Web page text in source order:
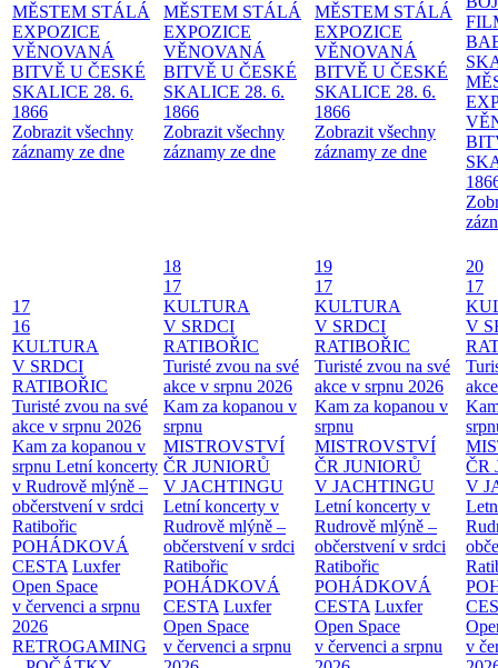
MĚSTEM STÁLÁ
EXPOZICE
VĚNOVANÁ
BITVĚ U ČESKÉ
SKALICE 28. 6.
1866
Zobrazit všechny
záznamy ze dne
MĚSTEM STÁLÁ
EXPOZICE
VĚNOVANÁ
BITVĚ U ČESKÉ
SKALICE 28. 6.
1866
Zobrazit všechny
záznamy ze dne
MĚSTEM STÁLÁ
EXPOZICE
VĚNOVANÁ
BITVĚ U ČESKÉ
SKALICE 28. 6.
1866
Zobrazit všechny
záznamy ze dne
17
16
KULTURA
V SRDCI
RATIBOŘIC
Turisté zvou na své
akce v srpnu 2026
Kam za kopanou v
srpnu Letní koncerty
v Rudrově mlýně –
občerstvení v srdci
Ratibořic
POHÁDKOVÁ
CESTA Luxfer
Open Space
v červenci a srpnu
2026
RETROGAMING
18
17
KULTURA
V SRDCI
RATIBOŘIC
Turisté zvou na své
akce v srpnu 2026
Kam za kopanou v
srpnu
MISTROVSTVÍ
ČR JUNIORŮ
V JACHTINGU
Letní koncerty v
Rudrově mlýně –
občerstvení v srdci
Ratibořic
POHÁDKOVÁ
CESTA Luxfer
Open Space
v červenci a srpnu
19
17
KULTURA
V SRDCI
RATIBOŘIC
Turisté zvou na své
akce v srpnu 2026
Kam za kopanou v
srpnu
MISTROVSTVÍ
ČR JUNIORŮ
V JACHTINGU
Letní koncerty v
Rudrově mlýně –
občerstvení v srdci
Ratibořic
POHÁDKOVÁ
CESTA Luxfer
Open Space
v červenci a srpnu
20
17
V
ČR
V
v